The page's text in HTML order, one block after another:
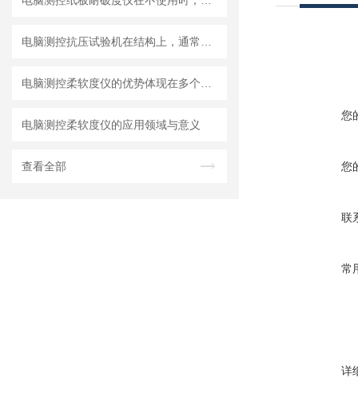
电脑测控柔软度仪的应用领域与意义
查看全部
您
您
联
常
详